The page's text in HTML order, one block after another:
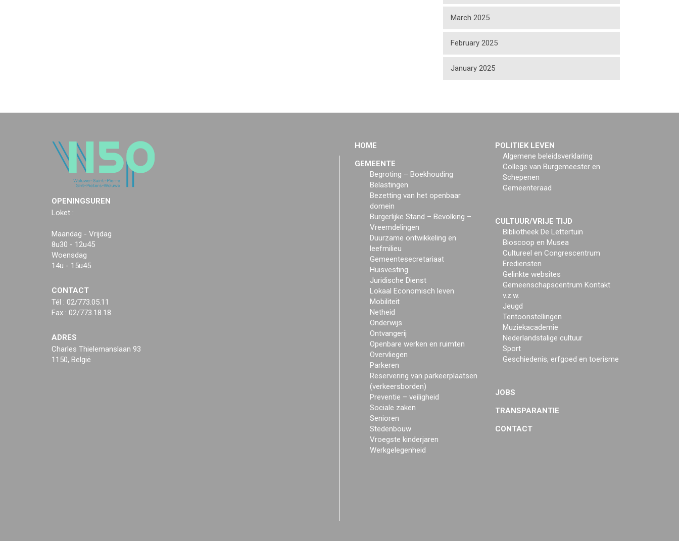
March 2025
February 2025
January 2025
OPENINGSUREN
Loket :
Maandag - Vrijdag
8u30 - 12u45
Woensdag
14u - 15u45
CONTACT
Tél : 02/773.05.11
Fax : 02/773.18.18
ADRES
Charles Thielemanslaan 93
1150, België
HOME
GEMEENTE
Begroting – Boekhouding
Belastingen
Bezetting van het openbaar
domein
Burgerlijke Stand – Bevolking –
Vreemdelingen
Duurzame ontwikkeling en
leefmilieu
Gemeentesecretariaat
Huisvesting
Juridische Dienst
Lokaal Economisch leven
Mobiliteit
Netheid
Onderwijs
Ontvangerij
Openbare werken en ruimten
Overvliegen
Parkeren
Reservering van parkeerplaatsen
(verkeersborden)
Preventie – veiligheid
Sociale zaken
Senioren
Stedenbouw
Vroegste kinderjaren
Werkgelegenheid
POLITIEK LEVEN
Algemene beleidsverklaring
College van Burgemeester en
Schepenen
Gemeenteraad
CULTUUR/VRIJE TIJD
Bibliotheek De Lettertuin
Bioscoop en Musea
Cultureel en Congrescentrum
Erediensten
Gelinkte websites
Gemeenschapscentrum Kontakt
v.z.w.
Jeugd
Tentoonstellingen
Muziekacademie
Nederlandstalige cultuur
Sport
Geschiedenis, erfgoed en toerisme
JOBS
TRANSPARANTIE
CONTACT